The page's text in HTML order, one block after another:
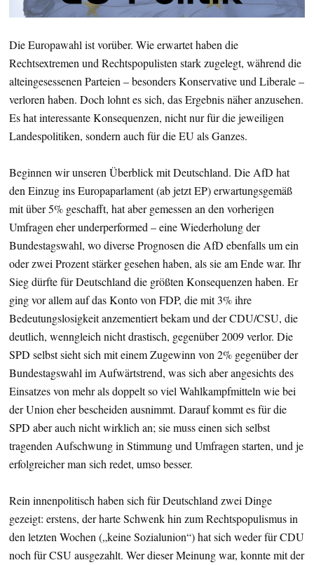
Die Europawahl ist vorüber. Wie erwartet haben die
Rechtsextremen und Rechtspopulisten stark zugelegt, während die
alteingesessenen Parteien – besonders Konservative und Liberale –
verloren haben. Doch lohnt es sich, das Ergebnis näher anzusehen.
Es hat interessante Konsequenzen, nicht nur für die jeweiligen
Landespolitiken, sondern auch für die EU als Ganzes.
Beginnen wir unseren Überblick mit Deutschland. Die AfD hat
den Einzug ins Europaparlament (ab jetzt EP) erwartungsgemäß
mit über 5% geschafft, hat aber gemessen an den vorherigen
Umfragen eher underperformed – eine Wiederholung der
Bundestagswahl, wo diverse Prognosen die AfD ebenfalls um ein
oder zwei Prozent stärker gesehen haben, als sie am Ende war. Ihr
Sieg dürfte für Deutschland die größten Konsequenzen haben. Er
ging vor allem auf das Konto von FDP, die mit 3% ihre
Bedeutungslosigkeit anzementiert bekam und der CDU/CSU, die
deutlich, wenngleich nicht drastisch, gegenüber 2009 verlor. Die
SPD selbst sieht sich mit einem Zugewinn von 2% gegenüber der
Bundestagswahl im Aufwärtstrend, was sich aber angesichts des
Einsatzes von mehr als doppelt so viel Wahlkampfmitteln wie bei
der Union eher bescheiden ausnimmt. Darauf kommt es für die
SPD aber auch nicht wirklich an; sie muss einen sich selbst
tragenden Aufschwung in Stimmung und Umfragen starten, und je
erfolgreicher man sich redet, umso besser.
Rein innenpolitisch haben sich für Deutschland zwei Dinge
gezeigt: erstens, der harte Schwenk hin zum Rechtspopulismus in
den letzten Wochen („keine Sozialunion“) hat sich weder für CDU
noch für CSU ausgezahlt. Wer dieser Meinung war, konnte mit der